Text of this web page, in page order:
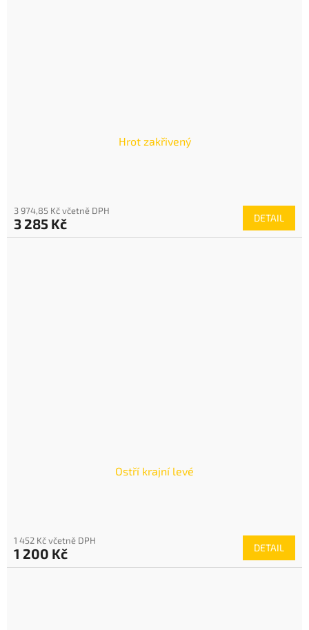
Hrot zakřivený
3 974,85 Kč včetně DPH
3 285 Kč DETAIL
Ostří krajní levé
1 452 Kč včetně DPH
1 200 Kč DETAIL